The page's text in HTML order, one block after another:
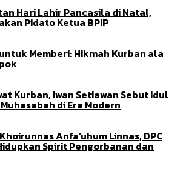
Hari Lahir Pancasila di Natal,
Pidato Ketua BPIP
Memberi: Hikmah Kurban ala
Kurban, Iwan Setiawan Sebut Idul
di Era Modern
Anfa’uhum Linnas, DPC
Spirit Pengorbanan dan